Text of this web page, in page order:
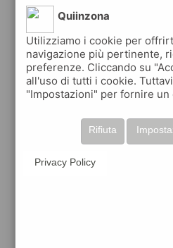
Quiinzona
Utilizziamo i cookie per
navigazione più pertinente,
preferenze. Cliccando su
all'uso di tutti i cookie.
"Impostazioni" per fornire
Rifiuta
Privacy Policy